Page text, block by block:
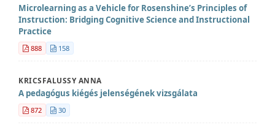
Microlearning as a Vehicle for Rosenshine’s Principles of
Instruction: Bridging Cognitive Science and Instructional
Practice
888 158
KRICSFALUSSY ANNA
A pedagógus kiégés jelenségének vizsgálata
872 30